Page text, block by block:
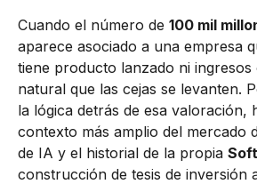
Cuando el número de 100 mil
aparece asociado a una empresa
tiene producto lanzado ni ingresos
natural que las cejas se levanten.
la lógica detrás de esa valoración,
contexto más amplio del mercado
de IA y el historial de la propia
construcción de tesis de inversión